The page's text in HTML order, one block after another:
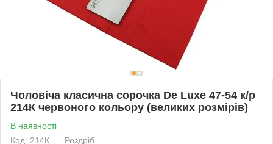
Чоловіча класична сорочка De Luxe 47-54 к/р
214К червоного кольору (великих розмірів)
В наявності
Код: 214К
Роздріб